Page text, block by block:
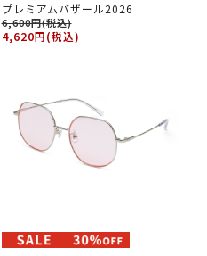
プレミアムバザール2026
6,600円(税込)
4,620円(税込)